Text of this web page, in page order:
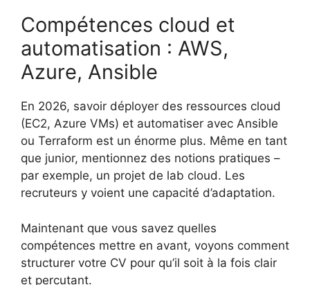
Compétences cloud et
automatisation : AWS,
Azure, Ansible
En 2026, savoir déployer des ressources cloud
(EC2, Azure VMs) et automatiser avec Ansible
ou Terraform est un énorme plus. Même en tant
que junior, mentionnez des notions pratiques –
par exemple, un projet de lab cloud. Les
recruteurs y voient une capacité d’adaptation.
Maintenant que vous savez quelles
compétences mettre en avant, voyons comment
structurer votre CV pour qu’il soit à la fois clair
et percutant.